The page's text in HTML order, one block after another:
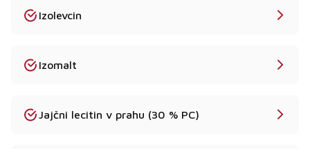
Izolevcin
Izomalt
Jajčni lecitin v prahu (30 % PC)